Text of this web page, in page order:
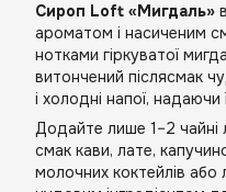
Сироп Loft «Мигдаль»
ароматом і насиченим
нотками гіркуватої
витончений післясмак
і холодні напої,
Додайте лише 1–2
смак кави, лате,
молочних коктейлів